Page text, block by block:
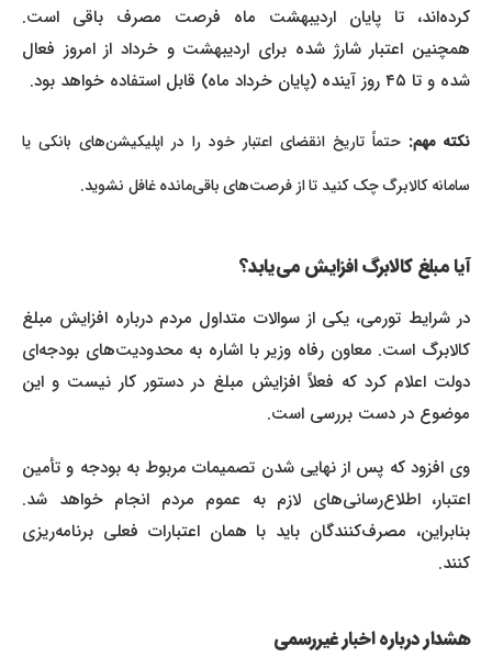
کرده‌اند، تا پایان اردیبهشت ماه فرصت مصرف باقی است.
همچنین اعتبار شارژ شده برای اردیبهشت و خرداد از امروز فعال
شده و تا ۴۵ روز آینده (پایان خرداد ماه) قابل استفاده خواهد بود.
نکته مهم:حتماً تاریخ انقضای اعتبار خود را در اپلیکیشن‌های بانکی یا
سامانه کالابرگ چک کنید تا از فرصت‌های باقی‌مانده غافل نشوید.
آیا مبلغ کالابرگ افزایش می‌یابد؟
در شرایط تورمی، یکی از سوالات متداول مردم درباره افزایش مبلغ
کالابرگ است. معاون رفاه وزیر با اشاره به محدودیت‌های بودجه‌ای
دولت اعلام کرد که فعلاً افزایش مبلغ در دستور کار نیست و این
موضوع در دست بررسی است.
وی افزود که پس از نهایی شدن تصمیمات مربوط به بودجه و تأمین
اعتبار، اطلاع‌رسانی‌های لازم به عموم مردم انجام خواهد شد.
بنابراین، مصرف‌کنندگان باید با همان اعتبارات فعلی برنامه‌ریزی
کنند.
هشدار درباره اخبار غیررسمی